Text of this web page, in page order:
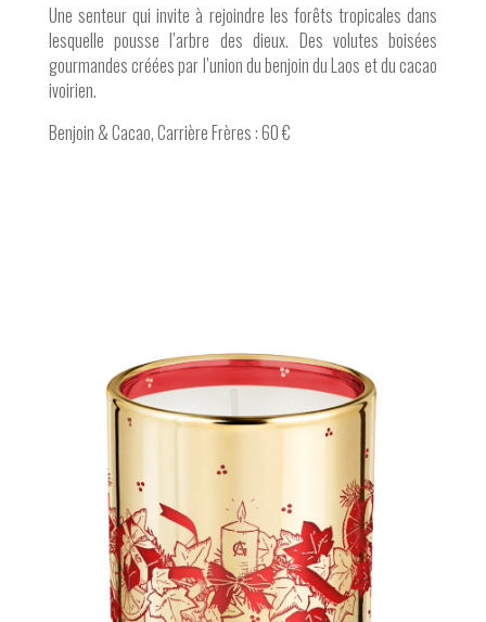
Une senteur qui invite à rejoindre les forêts tropicales dans
lesquelle pousse l’arbre des dieux. Des volutes boisées
gourmandes créées par l’union du benjoin du Laos et du cacao
ivoirien.
Benjoin & Cacao, Carrière Frères : 60 €